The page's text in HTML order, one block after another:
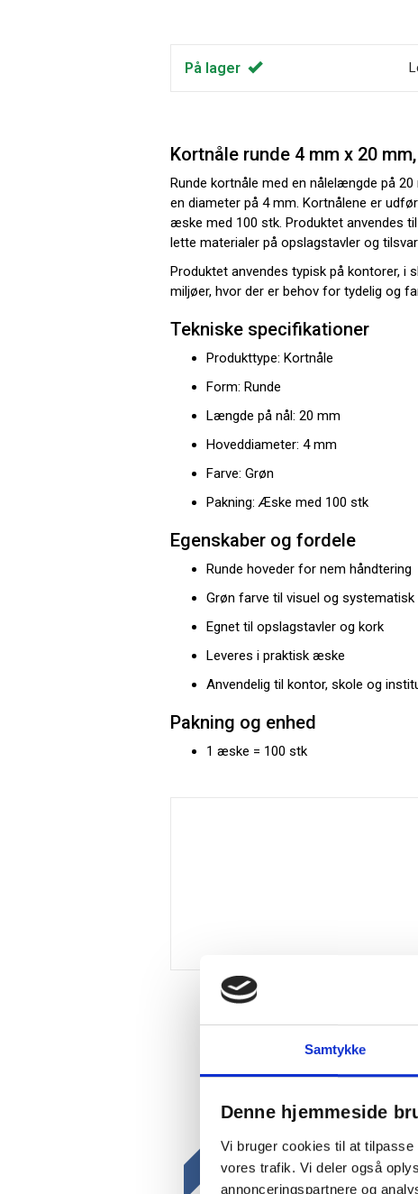
Samtykke
Denne hjemmeside
Vi bruger cookies til at
vores trafik. Vi deler også
annonceringspartnere og
På lager
Kortnåle runde 4 mm x 20
Runde kortnåle med en nålelængde på
en diameter på 4 mm. Kortnålene er
æske med 100 stk. Produktet anvendes
lette materialer på opslagstavler og
Produktet anvendes typisk på kontorer, i
miljøer, hvor der er behov for tydelig og
Tekniske specifikationer
Produkttype: Kortnåle
Form: Runde
Længde på nål: 20 mm
Hoveddiameter: 4 mm
Farve: Grøn
Pakning: Æske med 100 stk
Egenskaber og fordele
Runde hoveder for nem håndtering
Grøn farve til visuel og systematisk
Egnet til opslagstavler og kork
Leveres i praktisk æske
Anvendelig til kontor, skole og
Pakning og enhed
1 æske = 100 stk
Gratis fragt